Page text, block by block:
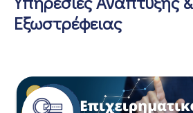
Εξωστρέφειας